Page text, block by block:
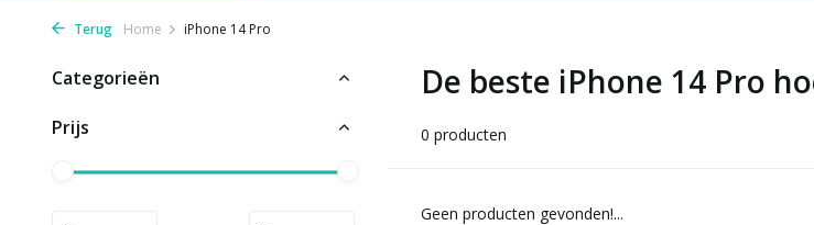
Terug Home iPhone 14 Pro
Categorieën
Prijs
De beste iPhone 14 Pro
0 producten
Geen producten gevonden!...